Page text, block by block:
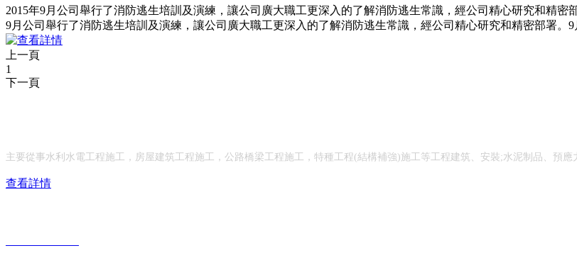
2015年9月公司舉行了消防逃生培訓及演練，讓公司廣大職工更深入的了解消防逃生常識，經公司精心研究和精
9月公司舉行了消防逃生培訓及演練，讓公司廣大職工更深入的了解消防逃生常識，經公司精心研究和精密部署。
上一頁
1
下一頁
主要從事水利水電工程施工，房屋建筑工程施工，公路橋梁工程施工，特種工程(結構補強)施工等工程建筑、安裝;水泥制品、預應
查看詳情